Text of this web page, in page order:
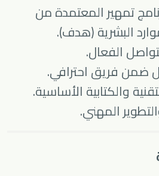
تمهير المعتمدة من
البشرية (هدف).
الفعال.
ضمن فريق احترافي.
والكتابية الأساسية.
المهني.